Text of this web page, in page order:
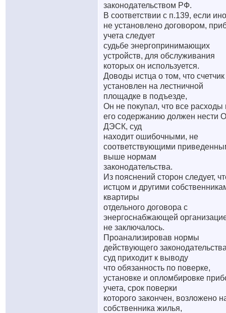
законодательством РФ.
В соответствии с п.139, если
не установлено договором,
учета следует
судьбе энергопринимающих
устройств, для обслуживания
которых он используется.
Доводы истца о том, что счетчик
установлен на лестничной
площадке в подъезде,
Он не покупал, что все расходы
его содержанию должен нести
ДЭСК, суд
находит ошибочными, не
соответствующими
выше нормам
законодательства.
Из пояснений сторон следует,
истцом и другими
квартиры
отдельного договора с
энергоснабжающей
не заключалось.
Проанализировав нормы
действующего
суд приходит к выводу
что обязанность по поверке,
установке и опломбировке
учета, срок поверки
которого закончен, возложено
собственника жилья,